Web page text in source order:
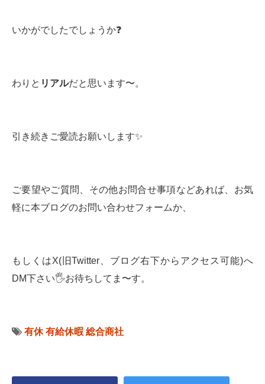
いかがでしたでしょうか❓
わりと リアルだと思います〜。
引き続きご愛読お願いします✨
ご要望やご質問、その他お問合せ事項などあれば、お気
軽に本ブログのお問い合わせフォームか、
もしくはX(旧Twitter、ブログ右下からアクセス可能)へ
DM下さい🖐お待ちしてま〜す。
有休 有給休暇 総合商社